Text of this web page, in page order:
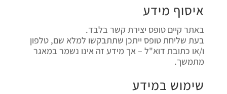
איסוף מידע
באתר קיים טופס יצירת קשר בלבד.
בעת שליחת טופס ייתכן שתתבקשו למלא שם, טלפון
ו/או כתובת דוא"ל – אך מידע זה אינו נשמר במאגר
מתמשך.
שימוש במידע